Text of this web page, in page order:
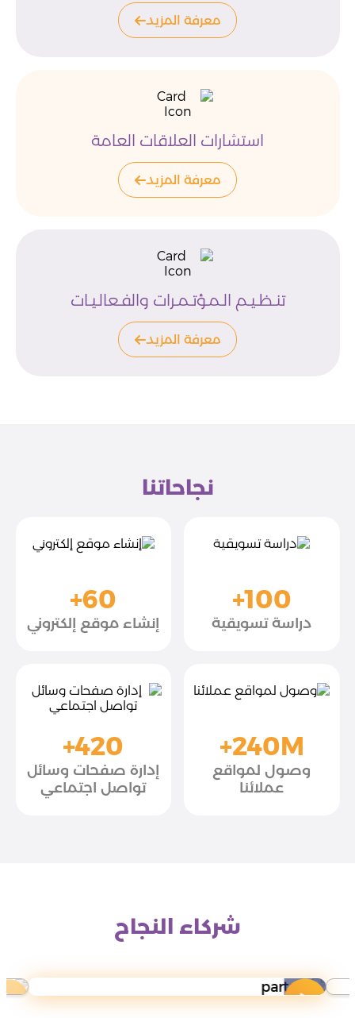
معرفة المزيد
استشارات العلاقات العامة
معرفة المزيد
تنـظـيـم الـمـؤتـمـرات والفـعالـيـات
معرفة المزيد
نجاحاتنا
+100
دراسة تسويقية
+60
إنشاء موقع إلكتروني
+240M
وصول لمواقع
عملائنا
+420
إدارة صفحات وسائل
تواصل اجتماعي
شركاء النجاح